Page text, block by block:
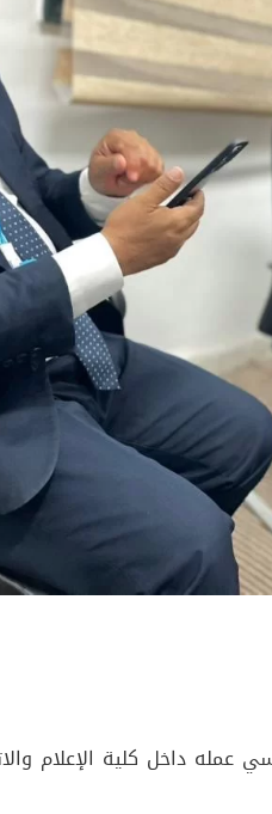
عمله داخل كلية الإعلام